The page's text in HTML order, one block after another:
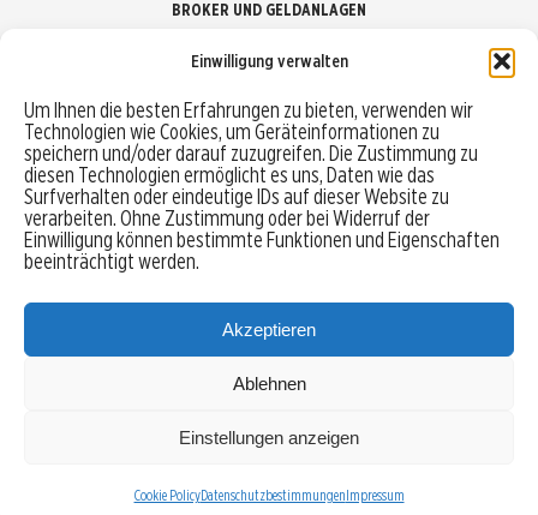
Einwilligung verwalten
Um Ihnen die besten Erfahrungen zu bieten, verwenden wir
Technologien wie Cookies, um Geräteinformationen zu
speichern und/oder darauf zuzugreifen. Die Zustimmung zu
diesen Technologien ermöglicht es uns, Daten wie das
Surfverhalten oder eindeutige IDs auf dieser Website zu
verarbeiten. Ohne Zustimmung oder bei Widerruf der
Einwilligung können bestimmte Funktionen und Eigenschaften
beeinträchtigt werden.
Akzeptieren
Ablehnen
Einstellungen anzeigen
Cookie PolicyDatenschutzbestimmungenImpressum
BROKER UND GELDANLAGEN
Robo-Advisor vergleichen
Depotvergleich
Festgeld vergleichen
Tagesgeld vergleichen